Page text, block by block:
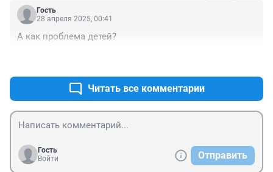
Гость
28 апреля 2025, 00:41
А как проблема детей?
Читать все комментарии
Гость
Войти
Отправить